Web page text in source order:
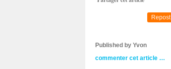
Repost
Published by Yvon
commenter cet article …